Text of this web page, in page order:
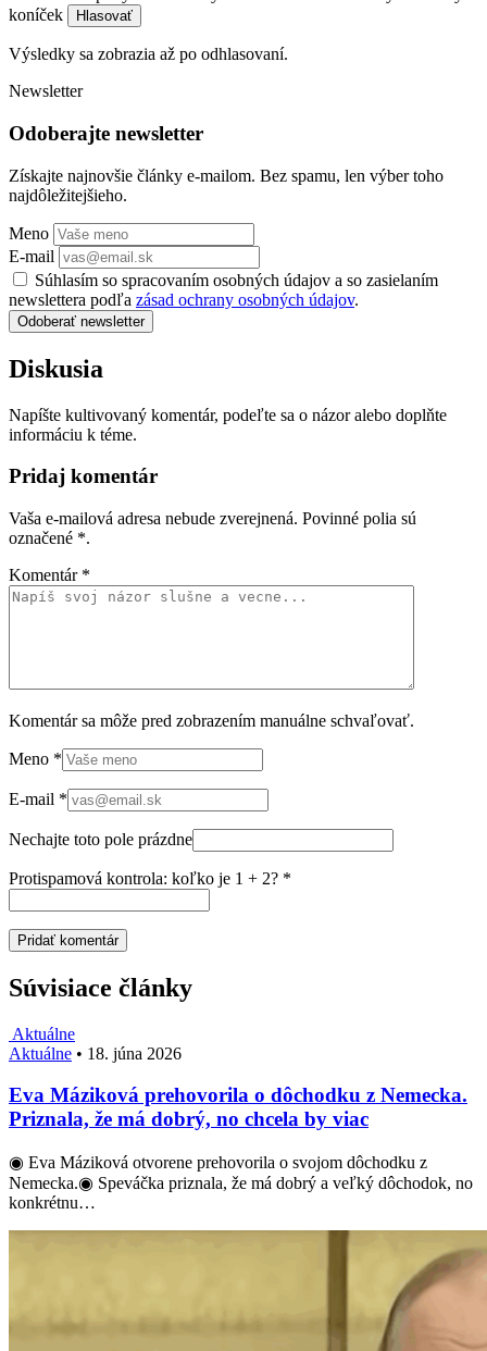
koníček
Hlasovať
Výsledky sa zobrazia až po odhlasovaní.
Newsletter
Odoberajte newsletter
Získajte najnovšie články e-mailom. Bez spamu, len výber toho
najdôležitejšieho.
Meno
E-mail
Súhlasím so spracovaním osobných údajov a so zasielaním
newslettera podľa zásad ochrany osobných údajov.
Odoberať newsletter
Diskusia
Napíšte kultivovaný komentár, podeľte sa o názor alebo doplňte
informáciu k téme.
Pridaj komentár
Vaša e-mailová adresa nebude zverejnená. Povinné polia sú
označené *.
Komentár *
Komentár sa môže pred zobrazením manuálne schvaľovať.
Meno *
E-mail *
Nechajte toto pole prázdne
Protispamová kontrola: koľko je 1 + 2? *
Súvisiace články
Aktuálne
Aktuálne • 18. júna 2026
Eva Máziková prehovorila o dôchodku z Nemecka.
Priznala, že má dobrý, no chcela by viac
◉ Eva Máziková otvorene prehovorila o svojom dôchodku z
Nemecka.◉ Speváčka priznala, že má dobrý a veľký dôchodok, no
konkrétnu…